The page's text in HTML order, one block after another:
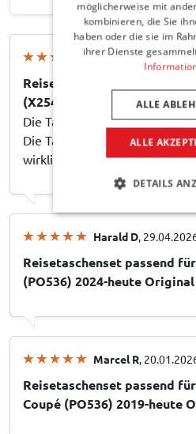
Annette S ,
Reisetaschenset passend
(X254) 2022-heute Original
Die Taschen habe ein sehr
Die Taschen habe ein sehr
wirklich passgenau für unser
Harald D ,
Reisetaschenset passend
(PO536) 2024-heute Original
Marcel R ,
Reisetaschenset passend
Coupé (PO536) 2019-heute
möglicherweise mit
kombinieren, die Sie
haben oder die sie im
ihrer Dienste
ALLE
ALLE
DETAILS